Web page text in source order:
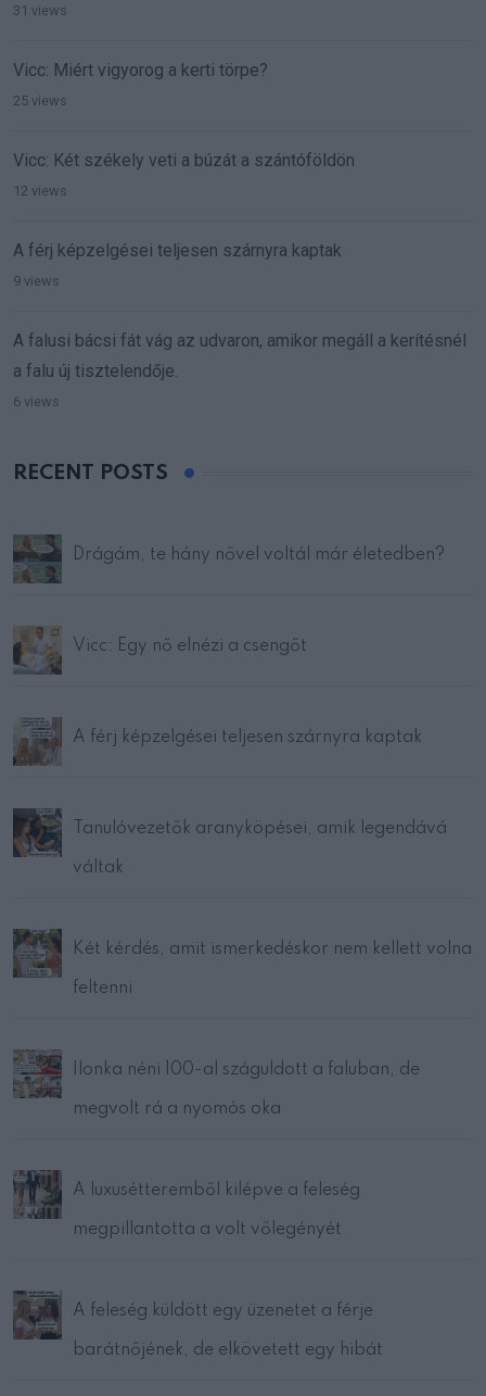
31 views
Vicc: Miért vigyorog a kerti törpe?
25 views
Vicc: Két székely veti a búzát a szántóföldön
12 views
A férj képzelgései teljesen szárnyra kaptak
9 views
A falusi bácsi fát vág az udvaron, amikor megáll a kerítésnél
a falu új tisztelendője.
6 views
RECENT POSTS
Drágám, te hány nővel voltál már életedben?
Vicc: Egy nő elnézi a csengőt
A férj képzelgései teljesen szárnyra kaptak
Tanulóvezetők aranyköpései, amik legendává
váltak
Két kérdés, amit ismerkedéskor nem kellett volna
feltenni
Ilonka néni 100-al száguldott a faluban, de
megvolt rá a nyomós oka
A luxusétteremből kilépve a feleség
megpillantotta a volt vőlegényét
A feleség küldött egy üzenetet a férje
barátnőjének, de elkövetett egy hibát